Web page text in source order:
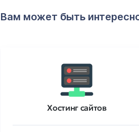
Вам может быть
Хостинг сайтов